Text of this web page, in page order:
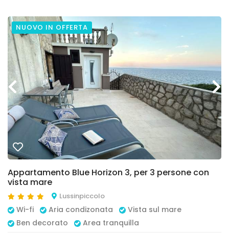
NUOVO IN OFFERTA
Appartamento Blue Horizon 3, per 3 persone con
vista mare
Lussinpiccolo
Wi-fi Aria condizonata
Vista sul mare
Ben decorato
Area tranquilla